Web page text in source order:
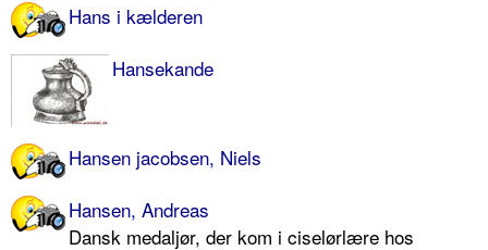
Hans i kælderen
Hansekande
Hansen jacobsen, Niels
Hansen, Andreas
Dansk medaljør, der kom i ciselørlære hos